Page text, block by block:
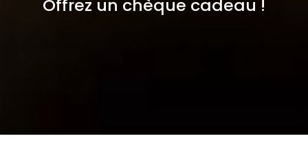
Offrez un chèque cadeau !